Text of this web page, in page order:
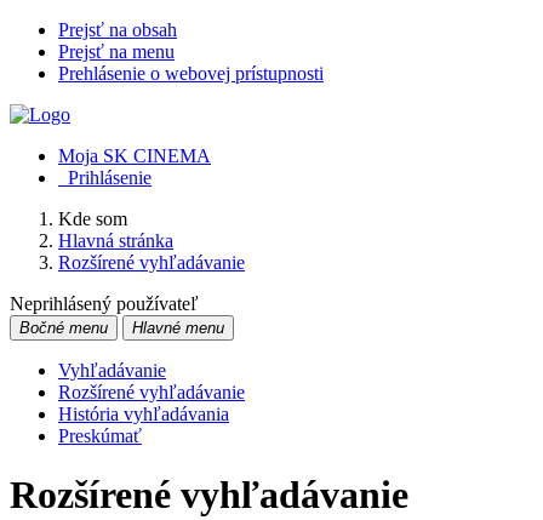
Prejsť na obsah
Prejsť na menu
Prehlásenie o webovej prístupnosti
Moja SK CINEMA
Prihlásenie
Kde som
Hlavná stránka
Rozšírené vyhľadávanie
Neprihlásený používateľ
Bočné menu Hlavné menu
Vyhľadávanie
Rozšírené vyhľadávanie
História vyhľadávania
Preskúmať
Rozšírené vyhľadávanie